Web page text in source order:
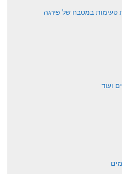
טעימות במטבח של פירגה
ועוד